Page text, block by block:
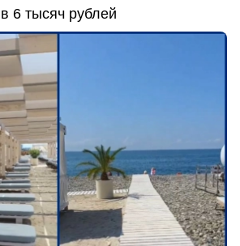
6 тысяч рублей